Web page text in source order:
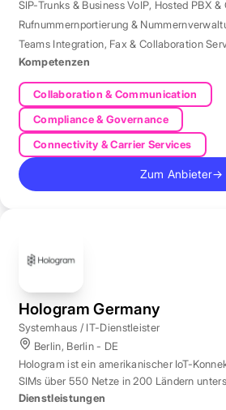
SIP-Trunks & Business VoIP, Hosted PBX
Rufnummernportierung &
Teams Integration, Fax & Collaboration
Kompetenzen
Collaboration & Communication
Compliance & Governance
Connectivity & Carrier Services
Zum Anbieter→
Hologram Germany
Systemhaus / IT-Dienstleister
Berlin, Berlin - DE
Hologram ist ein amerikanischer IoT-
SIMs über 550 Netze in 200 Ländern
Dienstleistungen